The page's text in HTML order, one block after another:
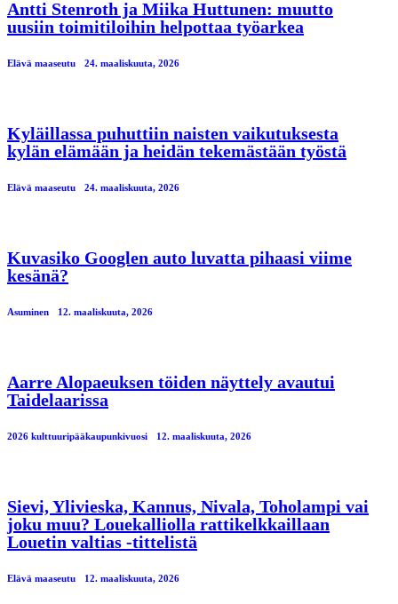
Antti Stenroth ja Miika Huttunen: muutto
uusiin toimitiloihin helpottaa työarkea
Elävä maaseutu 24. maaliskuuta, 2026
Kyläillassa puhuttiin naisten vaikutuksesta
kylän elämään ja heidän tekemästään työstä
Elävä maaseutu 24. maaliskuuta, 2026
Kuvasiko Googlen auto luvatta pihaasi viime
kesänä?
Asuminen 12. maaliskuuta, 2026
Aarre Alopaeuksen töiden näyttely avautui
Taidelaarissa
2026 kulttuuripääkaupunkivuosi 12. maaliskuuta, 2026
Sievi, Ylivieska, Kannus, Nivala, Toholampi vai
joku muu? Louekalliolla rattikelkkaillaan
Louetin valtias -tittelistä
Elävä maaseutu 12. maaliskuuta, 2026